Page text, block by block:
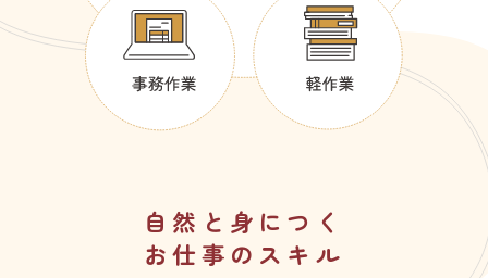
自然と身につく
お仕事のスキル